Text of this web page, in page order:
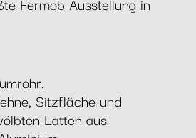
Sitzfläche und
Latten aus